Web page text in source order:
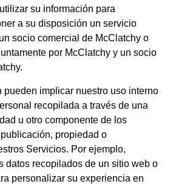
su información para
a su disposición un servicio
socio comercial de McClatchy o
por McClatchy y un socio
pueden implicar nuestro uso interno
recopilada a través de una
u otro componente de los
propiedad o
Servicios. Por ejemplo,
datos recopilados de un sitio web o
personalizar su experiencia en